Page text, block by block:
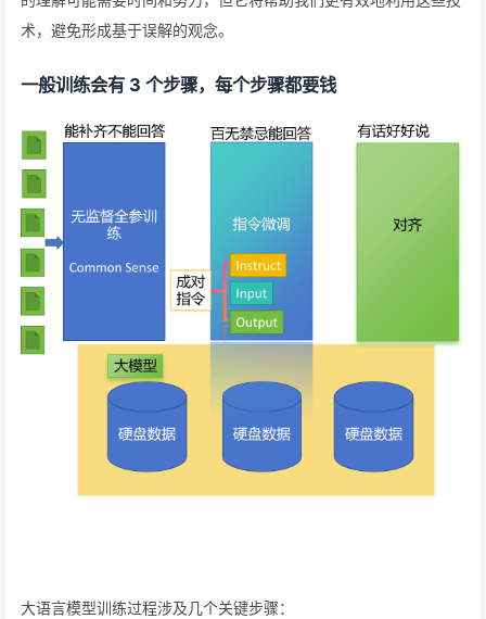
术，避免形成基于误解的观念。
一般训练会有 3 个步骤，每个步骤都要钱
大语言模型训练过程涉及几个关键步骤：